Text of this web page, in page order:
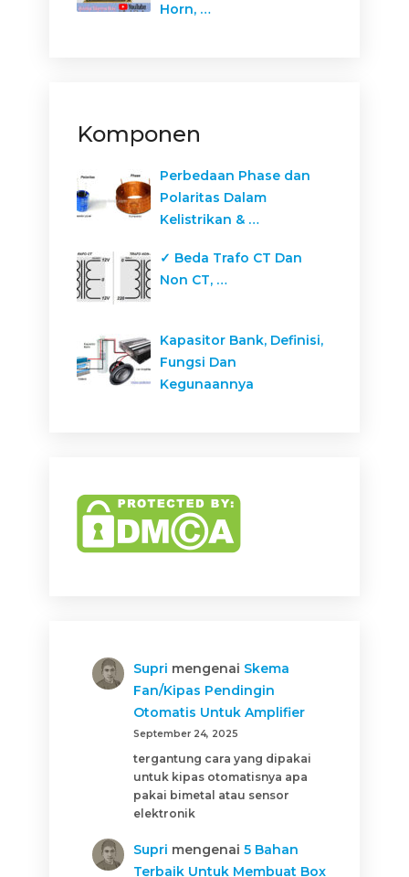
Horn, …
Komponen
Perbedaan Phase dan
Polaritas Dalam
Kelistrikan & …
✓ Beda Trafo CT Dan
Non CT, …
Kapasitor Bank, Definisi,
Fungsi Dan
Kegunaannya
Supri mengenai Skema
Fan/Kipas Pendingin
Otomatis Untuk Amplifier
September 24, 2025
tergantung cara yang dipakai
untuk kipas otomatisnya apa
pakai bimetal atau sensor
elektronik
Supri mengenai5 Bahan
Terbaik Untuk Membuat Box